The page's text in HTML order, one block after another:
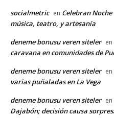
socialmetric en Celebran
música, teatro, y artesanía
deneme bonusu veren siteler en
caravana en comunidades de
deneme bonusu veren siteler en
varias puñaladas en La Vega
deneme bonusu veren siteler en
Dajabón; decisión causa